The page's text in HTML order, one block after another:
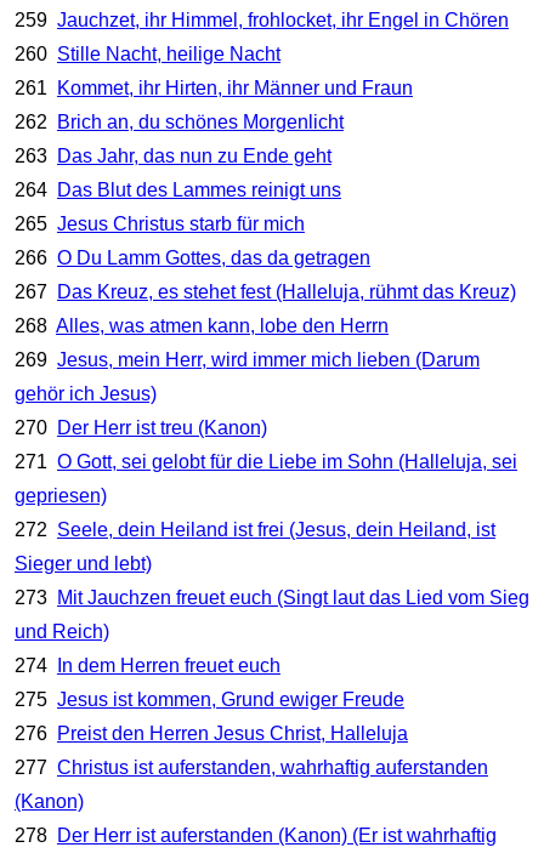
259 Jauchzet, ihr Himmel, frohlocket, ihr Engel in Chören
260 Stille Nacht, heilige Nacht
261
Kommet, ihr Hirten, ihr Männer und Fraun
262
Brich an, du schönes Morgenlicht
263 Das Jahr, das nun zu Ende geht
264 Das Blut des Lammes reinigt uns
265 Jesus Christus starb für mich
266 O Du Lamm Gottes, das da getragen
267 Das Kreuz, es stehet fest (Halleluja, rühmt das Kreuz)
268 Alles, was atmen kann, lobe den Herrn
269 Jesus, mein Herr, wird immer mich lieben (Darum
gehör ich Jesus)
270 Der Herr ist treu (Kanon)
271 O Gott, sei gelobt für die Liebe im Sohn (Halleluja, sei
gepriesen)
272 Seele, dein Heiland ist frei (Jesus, dein Heiland, ist
Sieger und lebt)
273 Mit Jauchzen freuet euch (Singt laut das Lied vom Sieg
und Reich)
274
In dem Herren freuet euch
275 Jesus ist kommen, Grund ewiger Freude
276 Preist den Herren Jesus Christ, Halleluja
277 Christus ist auferstanden, wahrhaftig auferstanden
(Kanon)
278 Der Herr ist auferstanden (Kanon) (Er ist wahrhaftig